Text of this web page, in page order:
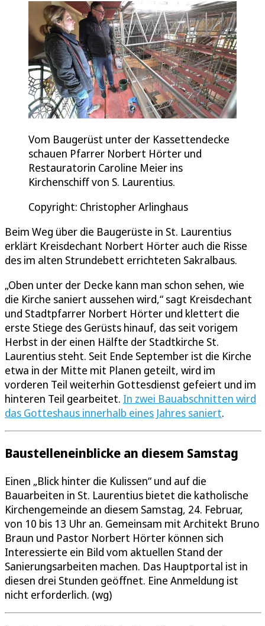
Vom Baugerüst unter der Kassettendecke
schauen Pfarrer Norbert Hörter und
Restauratorin Caroline Meier ins
Kirchenschiff von S. Laurentius.
Copyright: Christopher Arlinghaus
Beim Weg über die Baugerüste in St. Laurentius
erklärt Kreisdechant Norbert Hörter auch die Risse
des im alten Strundebett errichteten Sakralbaus.
„Oben unter der Decke kann man schon sehen, wie
die Kirche saniert aussehen wird,“ sagt Kreisdechant
und Stadtpfarrer Norbert Hörter und klettert die
erste Stiege des Gerüsts hinauf, das seit vorigem
Herbst in der einen Hälfte der Stadtkirche St.
Laurentius steht. Seit Ende September ist die Kirche
etwa in der Mitte mit Planen geteilt, wird im
vorderen Teil weiterhin Gottesdienst gefeiert und im
hinteren Teil gearbeitet. In zwei Bauabschnitten wird
das Gotteshaus innerhalb eines Jahres saniert.
Baustelleneinblicke an diesem Samstag
Einen „Blick hinter die Kulissen“ und auf die
Bauarbeiten in St. Laurentius bietet die katholische
Kirchengemeinde an diesem Samstag, 24. Februar,
von 10 bis 13 Uhr an. Gemeinsam mit Architekt Bruno
Braun und Pastor Norbert Hörter können sich
Interessierte ein Bild vom aktuellen Stand der
Sanierungsarbeiten machen. Das Hauptportal ist in
diesen drei Stunden geöffnet. Eine Anmeldung ist
nicht erforderlich. (wg)